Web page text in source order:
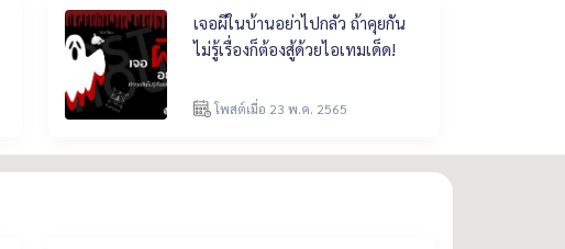
เจอผีในบ้านอย่าไปกลัว ถ้าคุยกัน
ไม่รู้เรื่องก็ต้องสู้ด้วยไอเทมเด็ด!
โพสต์เมื่อ 23 พ.ค. 2565